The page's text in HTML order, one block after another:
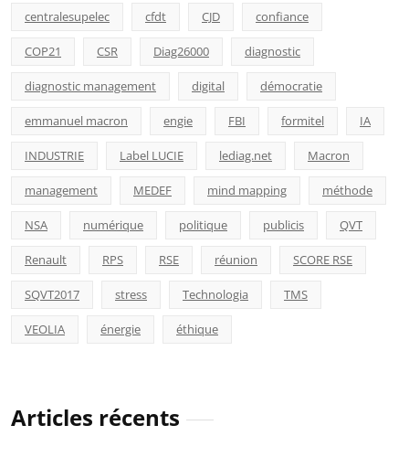
centralesupelec cfdt CJD confiance
COP21 CSR Diag26000 diagnostic
diagnostic management digital démocratie
emmanuel macron engie FBI formitel IA
INDUSTRIE Label LUCIE lediag.net Macron
management MEDEF mind mapping méthode
NSA numérique politique publicis QVT
Renault RPS RSE réunion SCORE RSE
SQVT2017 stress Technologia TMS
VEOLIA énergie éthique
Articles récents